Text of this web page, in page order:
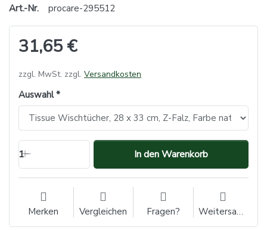
Art.-Nr.
procare-295512
31,65 €
zzgl. MwSt. zzgl. Versandkosten
Auswahl
1 In den Warenkorb
Merken Vergleichen Fragen? Weitersagen